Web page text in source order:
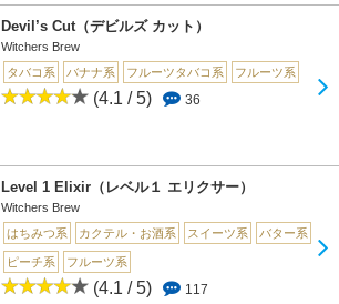
Devil’s Cut（デビルズ カット）
Witchers Brew
タバコ系
バナナ系 フルーツタバコ系 フルーツ系
(4.1 / 5) 36
Level 1 Elixir（レベル１ エリクサー）
Witchers Brew
はちみつ系
カクテル・お酒系 スイーツ系 バター系
ピーチ系 フルーツ系
(4.1 / 5) 117